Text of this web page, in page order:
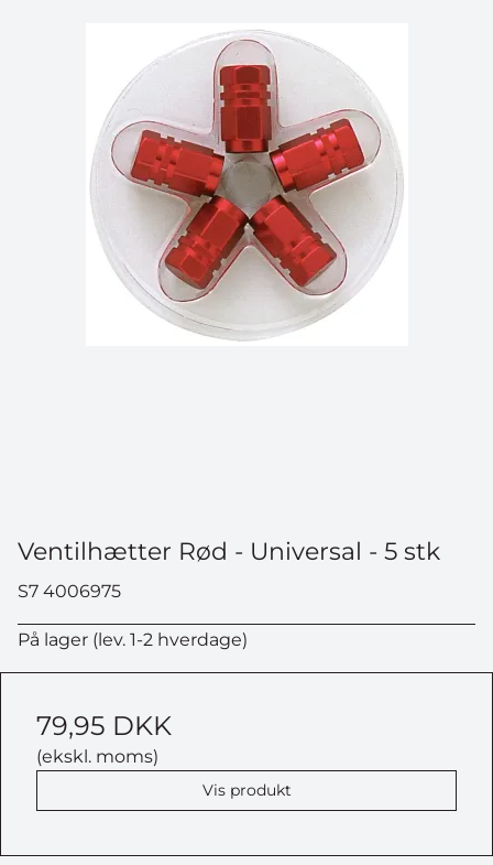
Ventilhætter Rød - Universal - 5 stk
S7 4006975
På lager (lev. 1-2 hverdage)
79,95 DKK
(ekskl. moms)
Vis produkt